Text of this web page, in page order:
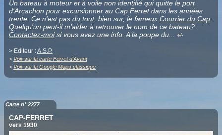
Un bateau à moteur et à voile non identifié qui quitte le port
d'Arcachon pour excursionner au Cap Ferret dans les années
trente. Ce n'est pas du tout, bien sur, le fameux Courrier du Cap.
Quelqu'un peut-il m'aider à retrouver le nom de ce bateau?
Contactez-moisi vous avez une info. A la poupe du... +/-
> Editeur :A.S.P.
> Voir sur la carte Ferret d'Avant
> Voir sur la Google Maps classique
Carte n° 2277
CAP-FERRET
vers 1930